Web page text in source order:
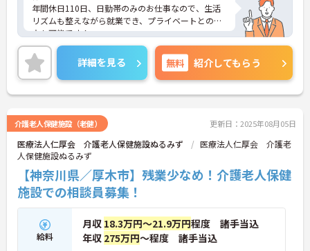
年間休日110日、日勤帯のみのお仕事なので、生活
リズムも整えながら就業でき、プライベートとの両
立も可能です！
また、マイカー通勤も可能・最寄りのバス停から徒
歩2分なので、通勤もラクラク！
未経験の方も充実な研修制度があるので、安心して
就業スタートすることが出来ます！
ご興味ある方はお気軽にお問い合わせ下さい。
詳細を見る 無料 紹介してもらう
介護老人保健施設（老健） 更新日：2025年08月05日
医療法人仁厚会 介護老人保健施設ぬるみず
医療法人仁厚会 介護老
人保健施設ぬるみず
【神奈川県／厚木市】残業少なめ！介護老人保健
施設での相談員募集！
給料
月収 18.3万円～21.9万円程度 諸手当込
年収 275万円～程度 諸手当込